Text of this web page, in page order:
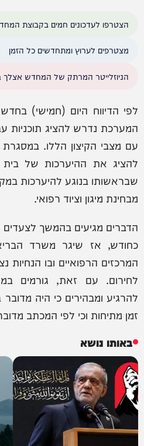
הצטרפו לעדכונים חמים בקבוצת
מצטרפים לערוץ ומתחדשים כל הזמן
הניוזלייטר המרתק של המחדש אצלך
המערכת נדרש להציג תוכניות
עם מצבי הקיצון הללו.
להציג את ההיערכות של בית
שבראשותו בנוגע להיערכות
מבחינת מיגון וציוד רפואי.
הדברים מגיעים בהמשך לצעדים
כחודש, אז שיגר משרד
המרכזים הרפואיים ובו
לחירום. עם זאת, גורמים
להרגיע ומבהירים כי היה
זמן מתיחות וכי לפי המכתב
באותו נושא